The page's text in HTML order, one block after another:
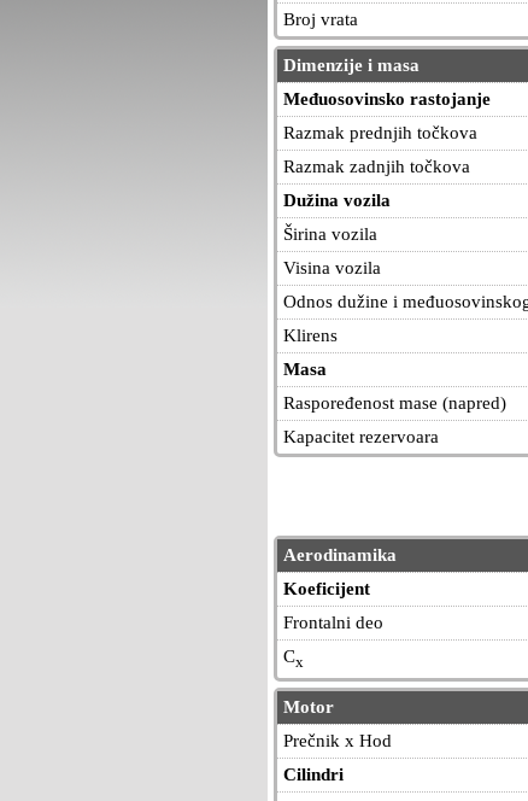
Broj vrata
Dimenzije i masa
Međuosovinsko rastojanje
Razmak prednjih točkova
Razmak zadnjih točkova
Dužina vozila
Širina vozila
Visina vozila
Odnos dužine i
Klirens
Masa
Raspoređenost mase (napred)
Kapacitet rezervoara
Aerodinamika
Koeficijent
Frontalni deo
Cx
Motor
Prečnik x Hod
Cilindri